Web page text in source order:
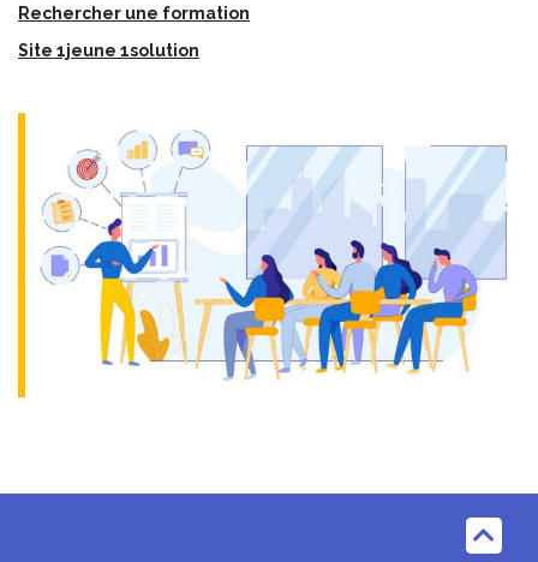
Rechercher une formation
Site 1jeune 1solution